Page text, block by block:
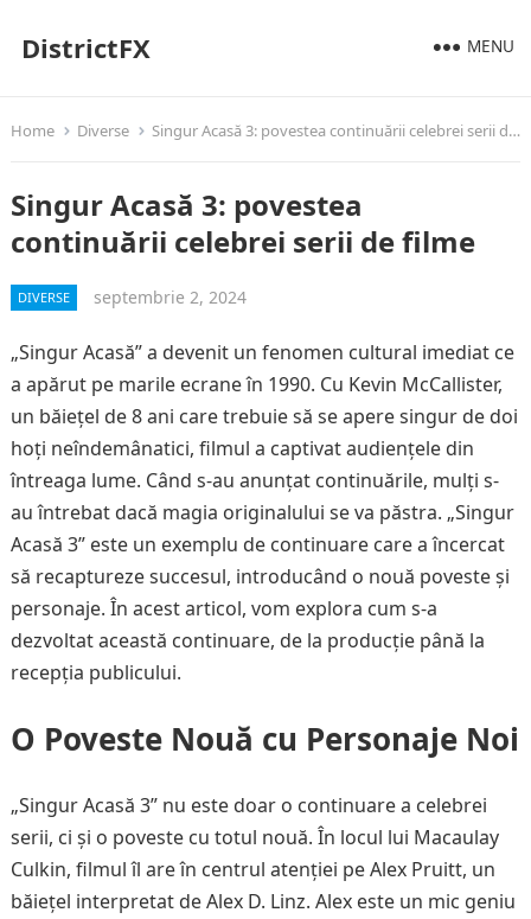
DistrictFX MENU
Home Diverse Singur Acasă 3: povestea continuării celebrei serii de filme
Singur Acasă 3: povestea
continuării celebrei serii de filme
DIVERSE septembrie 2, 2024
„Singur Acasă” a devenit un fenomen cultural imediat ce
a apărut pe marile ecrane în 1990. Cu Kevin McCallister,
un băiețel de 8 ani care trebuie să se apere singur de doi
hoți neîndemânatici, filmul a captivat audiențele din
întreaga lume. Când s-au anunțat continuările, mulți s-
au întrebat dacă magia originalului se va păstra. „Singur
Acasă 3” este un exemplu de continuare care a încercat
să recaptureze succesul, introducând o nouă poveste și
personaje. În acest articol, vom explora cum s-a
dezvoltat această continuare, de la producție până la
recepția publicului.
O Poveste Nouă cu Personaje Noi
„Singur Acasă 3” nu este doar o continuare a celebrei
serii, ci și o poveste cu totul nouă. În locul lui Macaulay
Culkin, filmul îl are în centrul atenției pe Alex Pruitt, un
băiețel interpretat de Alex D. Linz. Alex este un mic geniu